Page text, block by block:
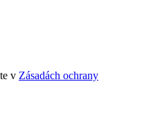
v Zásadách ochrany